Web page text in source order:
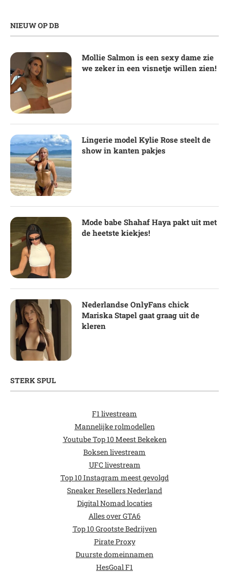
NIEUW OP DB
Mollie Salmon is een sexy dame zie
we zeker in een visnetje willen zien!
Lingerie model Kylie Rose steelt de
show in kanten pakjes
Mode babe Shahaf Haya pakt uit met
de heetste kiekjes!
Nederlandse OnlyFans chick
Mariska Stapel gaat graag uit de
kleren
STERK SPUL
F1 livestream
Mannelijke rolmodellen
Youtube Top 10 Meest Bekeken
Boksen livestream
UFC livestream
Top 10 Instagram meest gevolgd
Sneaker Resellers Nederland
Digital Nomad locaties
Alles over GTA6
Top 10 Grootste Bedrijven
Pirate Proxy
Duurste domeinnamen
HesGoal F1